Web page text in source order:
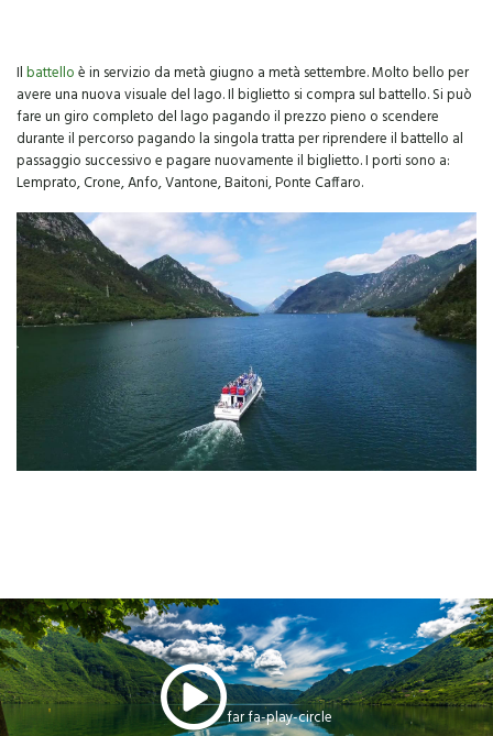
Ilbattelloè in servizio da metà giugno a metà settembre. Molto bello per
avere una nuova visuale del lago. Il biglietto si compra sul battello. Si può
fare un giro completo del lago pagando il prezzo pieno o scendere
durante il percorso pagando la singola tratta per riprendere il battello al
passaggio successivo e pagare nuovamente il biglietto. I porti sono a:
Lemprato, Crone, Anfo, Vantone, Baitoni, Ponte Caffaro.
far fa-play-circle